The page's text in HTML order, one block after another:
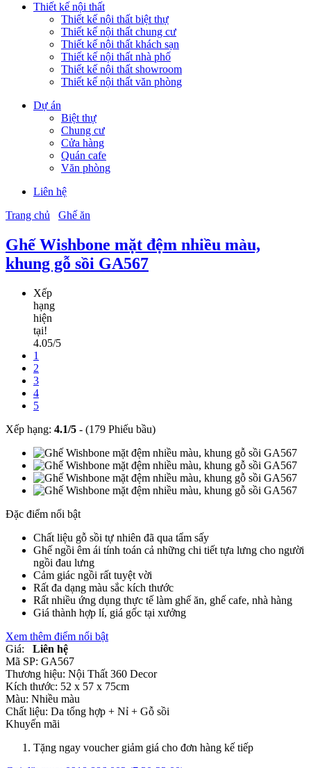
Thiết kế nội thất
Thiết kế nội thất biệt thự
Thiết kế nội thất chung cư
Thiết kế nội thất khách sạn
Thiết kế nội thất nhà phố
Thiết kế nội thất showroom
Thiết kế nội thất văn phòng
Dự án
Biệt thự
Chung cư
Cửa hàng
Quán cafe
Văn phòng
Liên hệ
Trang chủ
Ghế ăn
Ghế Wishbone mặt đệm nhiều màu,
khung gỗ sồi GA567
Xếp
hạng
hiện
tại!
4.05/5
1
2
3
4
5
Xếp hạng: 4.1/5 - (179 Phiếu bầu)
Đặc điểm nổi bật
Chất liệu gỗ sồi tự nhiên đã qua tẩm sấy
Ghế ngồi êm ái tính toán cả những chi tiết tựa lưng cho người
ngồi đau lưng
Cảm giác ngồi rất tuyệt vời
Rất đa dạng màu sắc kích thước
Rất nhiều ứng dụng thực tế làm ghế ăn, ghế cafe, nhà hàng
Giá thành hợp lí, giá gốc tại xưởng
Xem thêm điểm nổi bật
Giá:
Liên hệ
Mã SP: GA567
Thương hiệu: Nội Thất 360 Decor
Kích thước: 52 x 57 x 75cm
Màu: Nhiều màu
Chất liệu: Da tổng hợp + Nỉ + Gỗ sồi
Khuyến mãi
Tặng ngay voucher giảm giá cho đơn hàng kế tiếp